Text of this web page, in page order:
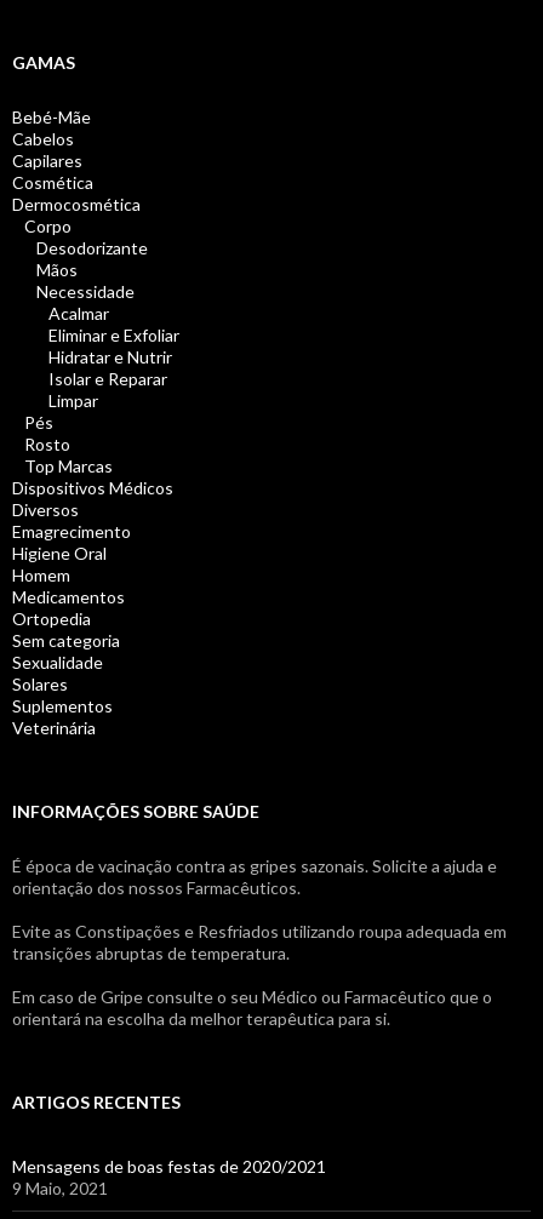
GAMAS
Bebé-Mãe
Cabelos
Capilares
Cosmética
Dermocosmética
Corpo
Desodorizante
Mãos
Necessidade
Acalmar
Eliminar e Exfoliar
Hidratar e Nutrir
Isolar e Reparar
Limpar
Pés
Rosto
Top Marcas
Dispositivos Médicos
Diversos
Emagrecimento
Higiene Oral
Homem
Medicamentos
Ortopedia
Sem categoria
Sexualidade
Solares
Suplementos
Veterinária
INFORMAÇÕES SOBRE SAÚDE
É época de vacinação contra as gripes sazonais. Solicite a ajuda e
orientação dos nossos Farmacêuticos.
Evite as Constipações e Resfriados utilizando roupa adequada em
transições abruptas de temperatura.
Em caso de Gripe consulte o seu Médico ou Farmacêutico que o
orientará na escolha da melhor terapêutica para si.
ARTIGOS RECENTES
Mensagens de boas festas de 2020/2021
9 Maio, 2021